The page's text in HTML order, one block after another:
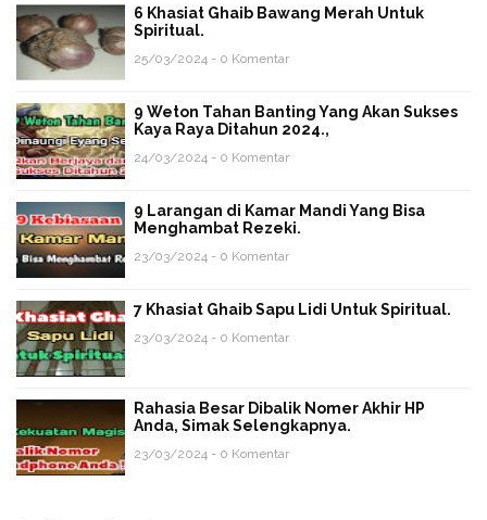
6 Khasiat Ghaib Bawang Merah Untuk
Spiritual.
25/03/2024 - 0 Komentar
9 Weton Tahan Banting Yang Akan Sukses
Kaya Raya Ditahun 2024.,
24/03/2024 - 0 Komentar
9 Larangan di Kamar Mandi Yang Bisa
Menghambat Rezeki.
23/03/2024 - 0 Komentar
7 Khasiat Ghaib Sapu Lidi Untuk Spiritual.
23/03/2024 - 0 Komentar
Rahasia Besar Dibalik Nomer Akhir HP
Anda, Simak Selengkapnya.
23/03/2024 - 0 Komentar